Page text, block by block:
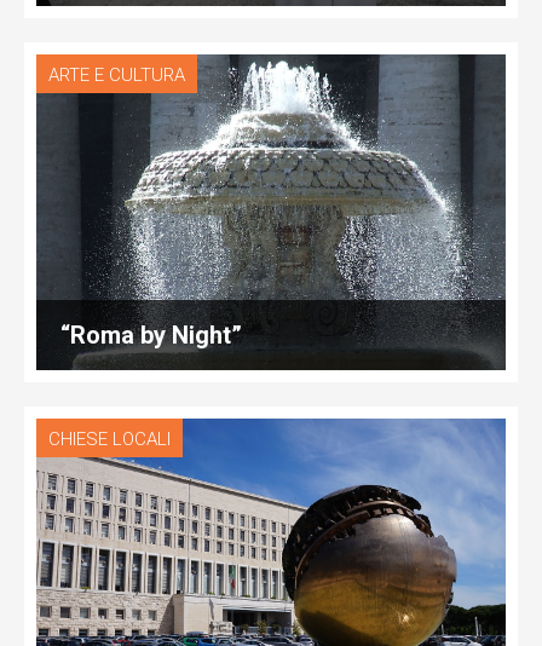
ARTE E CULTURA
“Roma by Night”
CHIESE LOCALI